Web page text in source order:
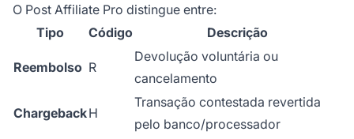
O Post Affiliate Pro distingue entre:
Tipo
Código Descrição
Reembolso R
Devolução voluntária ou
cancelamento
ChargebackH
Transação contestada revertida
pelo banco/processador